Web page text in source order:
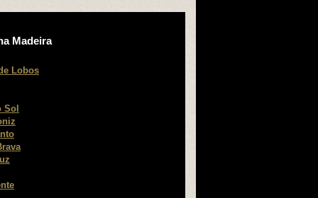
Madeira
Lobos
Sol